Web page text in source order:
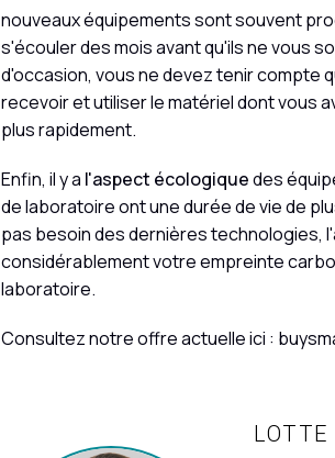
nouveaux équipements sont souvent
s'écouler des mois avant qu'ils ne vous
d'occasion, vous ne devez tenir compte
recevoir et utiliser le matériel dont vous
plus rapidement.
Enfin, il y a l'aspect écologiquedes
de laboratoire ont une durée de vie de
pas besoin des dernières technologies,
considérablement votre empreinte
laboratoire.
Consultez notre offre actuelle ici :
LOTTE